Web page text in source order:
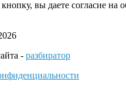
вы даете согласие на
- разбиратор